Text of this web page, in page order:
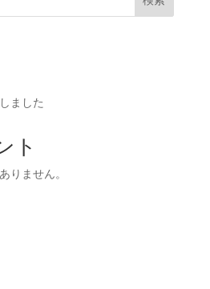
ました
ト
りません。